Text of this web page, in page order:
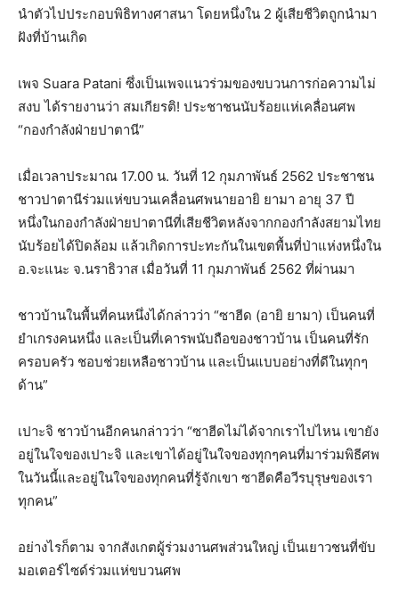
นำตัวไปประกอบพิธิทางศาสนา โดยหนึ่งใน 2 ผู้เสียชีวิตถูกนำมา
ฝังที่บ้านเกิด
เพจ Suara Patani ซึ่งเป็นเพจแนวร่วมของขบวนการก่อความไม่
สงบ ได้รายงานว่า สมเกียรติ! ประชาชนนับร้อยแห่เคลื่อนศพ
“กองกำลังฝ่ายปาตานี”
เมื่อเวลาประมาณ 17.00 น. วันที่ 12 กุมภาพันธ์ 2562 ประชาชน
ชาวปาตานีร่วมแห่ขบวนเคลื่อนศพนายอายิ ยามา อายุ 37 ปี
หนึ่งในกองกำลังฝ่ายปาตานีที่เสียชีวิตหลังจากกองกำลังสยามไทย
นับร้อยได้ปิดล้อม แล้วเกิดการปะทะกันในเขตพื้นที่ป่าแห่งหนึ่งใน
อ.จะแนะ จ.นราธิวาส เมื่อวันที่ 11 กุมภาพันธ์ 2562 ที่ผ่านมา
ชาวบ้านในพื้นที่คนหนึ่งได้กล่าวว่า “ซาฮีด (อายิ ยามา) เป็นคนที่
ยำเกรงคนหนึ่ง และเป็นที่เคารพนับถือของชาวบ้าน เป็นคนที่รัก
ครอบครัว ชอบช่วยเหลือชาวบ้าน และเป็นแบบอย่างที่ดีในทุกๆ
ด้าน”
เปาะจิ ชาวบ้านอีกคนกล่าวว่า “ซาฮีดไม่ได้จากเราไปไหน เขายัง
อยู่ในใจของเปาะจิ และเขาได้อยู่ในใจของทุกๆคนที่มาร่วมพิธีศพ
ในวันนี้และอยู่ในใจของทุกคนที่รู้จักเขา ซาฮีดคือวีรบุรุษของเรา
ทุกคน”
อย่างไรก็ตาม จากสังเกตผู้ร่วมงานศพส่วนใหญ่ เป็นเยาวชนที่ขับ
มอเตอร์ไซด์ร่วมแห่ขบวนศพ